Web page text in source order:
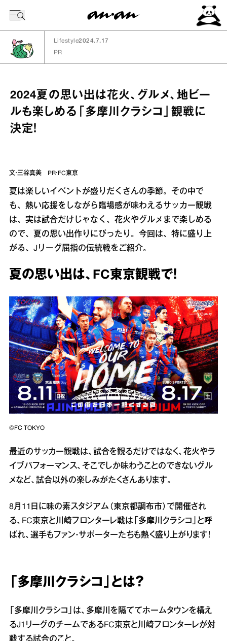
Lifestyle2024.7.17
PR
2024夏の思い出は花火、グルメ、地ビー
ルも楽しめる「多摩川クラシコ」観戦に
決定！
文・三谷真美 PR・FC東京
夏は楽しいイベントが盛りだくさんの季節。その中で
も、熱い応援をしながら臨場感が味わえるサッカー観戦
は、実は試合だけじゃなく、花火やグルメまで楽しめる
ので、夏の思い出作りにぴったり。今回は、特に盛り上
がる、Jリーグ屈指の伝統戦をご紹介。
夏の思い出は、FC東京観戦で！
©FC TOKYO
最近のサッカー観戦は、試合を観るだけではなく、花火やラ
イブパフォーマンス、そこでしか味わうことのできないグル
メなど、試合以外の楽しみがたくさんあります。
8月11日に味の素スタジアム（東京都調布市）で開催され
る、FC東京と川崎フロンターレ戦は「多摩川クラシコ」と呼
ばれ、選手もファン・サポーターたちも熱く盛り上がります！
「多摩川クラシコ」とは？
「多摩川クラシコ」は、多摩川を隔ててホームタウンを構え
るJ1リーグのチームであるFC東京と川崎フロンターレが対